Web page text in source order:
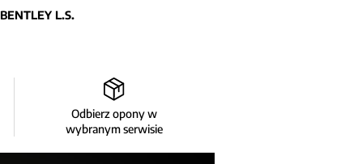
BENTLEY L.S.
Odbierz opony w
wybranym serwisie